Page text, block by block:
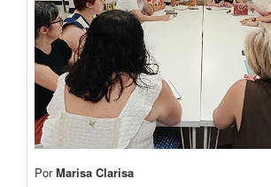
PorMarisa Clarisa